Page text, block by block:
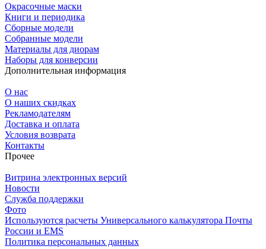
Окрасочные маски
Книги и периодика
Сборные модели
Собранные модели
Материалы для диорам
Наборы для конверсии
Дополнительная информация
О нас
О наших скидках
Рекламодателям
Доставка и оплата
Условия возврата
Контакты
Прочее
Витрина электронных версий
Новости
Служба поддержки
Фото
Используются расчеты Универсального калькулятора Почты
России и EMS
Политика персональных данных